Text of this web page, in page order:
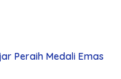
Peraih Medali Emas